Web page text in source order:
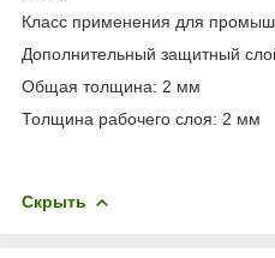
Класс применения для
Дополнительный защитный
Общая толщина: 2 мм
Толщина рабочего слоя: 2 мм
Скрыть